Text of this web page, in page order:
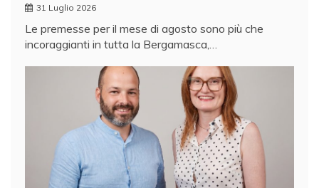
31 Luglio 2026
Le premesse per il mese di agosto sono più che
incoraggianti in tutta la Bergamasca,…